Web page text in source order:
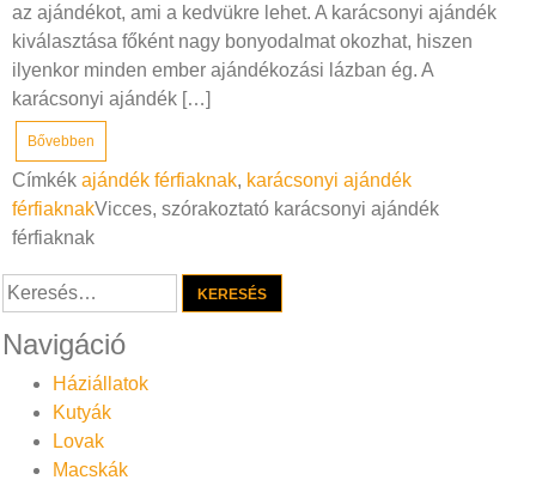
az ajándékot, ami a kedvükre lehet. A karácsonyi ajándék
kiválasztása főként nagy bonyodalmat okozhat, hiszen
ilyenkor minden ember ajándékozási lázban ég. A
karácsonyi ajándék […]
Bővebben
Címkék ajándék férfiaknak, karácsonyi ajándék
férfiaknakVicces, szórakoztató karácsonyi ajándék
férfiaknak
Keresés:
Navigáció
Háziállatok
Kutyák
Lovak
Macskák